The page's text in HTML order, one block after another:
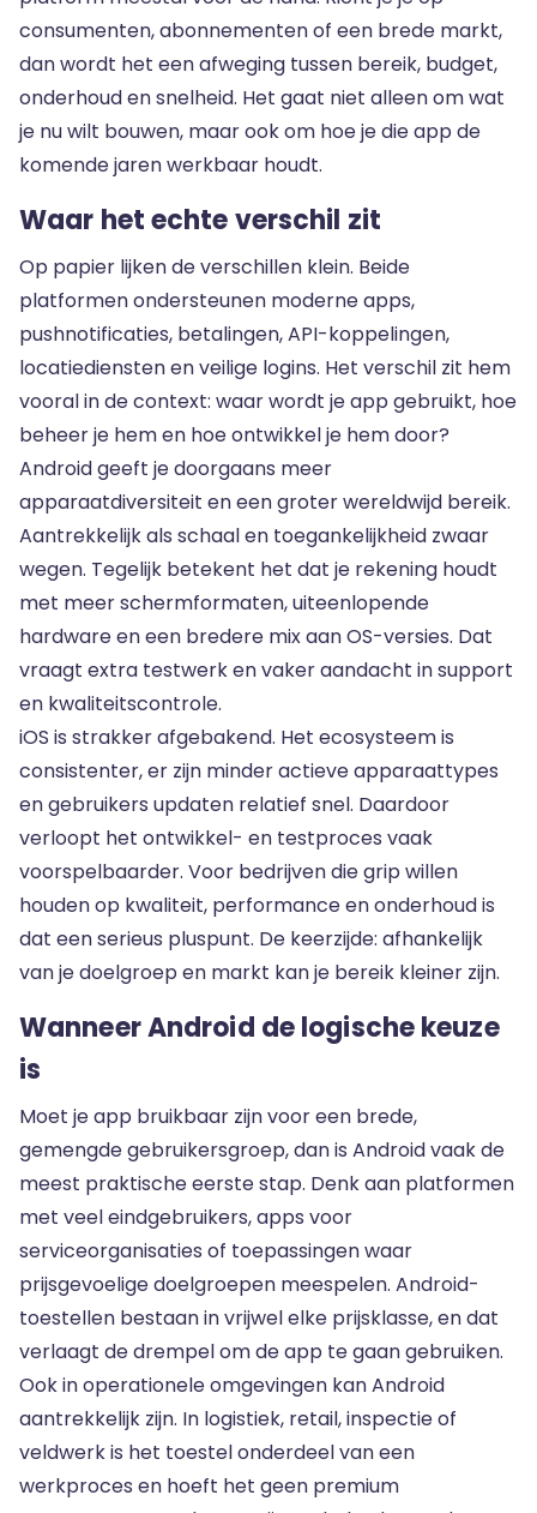
consumenten, abonnementen of een brede markt,
dan wordt het een afweging tussen bereik, budget,
onderhoud en snelheid. Het gaat niet alleen om wat
je nu wilt bouwen, maar ook om hoe je die app de
komende jaren werkbaar houdt.
Waar het echte verschil zit
Op papier lijken de verschillen klein. Beide
platformen ondersteunen moderne apps,
pushnotificaties, betalingen, API-koppelingen,
locatiediensten en veilige logins. Het verschil zit hem
vooral in de context: waar wordt je app gebruikt, hoe
beheer je hem en hoe ontwikkel je hem door?
Android geeft je doorgaans meer
apparaatdiversiteit en een groter wereldwijd bereik.
Aantrekkelijk als schaal en toegankelijkheid zwaar
wegen. Tegelijk betekent het dat je rekening houdt
met meer schermformaten, uiteenlopende
hardware en een bredere mix aan OS-versies. Dat
vraagt extra testwerk en vaker aandacht in support
en kwaliteitscontrole.
iOS is strakker afgebakend. Het ecosysteem is
consistenter, er zijn minder actieve apparaattypes
en gebruikers updaten relatief snel. Daardoor
verloopt het ontwikkel- en testproces vaak
voorspelbaarder. Voor bedrijven die grip willen
houden op kwaliteit, performance en onderhoud is
dat een serieus pluspunt. De keerzijde: afhankelijk
van je doelgroep en markt kan je bereik kleiner zijn.
Wanneer Android de logische keuze
is
Moet je app bruikbaar zijn voor een brede,
gemengde gebruikersgroep, dan is Android vaak de
meest praktische eerste stap. Denk aan platformen
met veel eindgebruikers, apps voor
serviceorganisaties of toepassingen waar
prijsgevoelige doelgroepen meespelen. Android-
toestellen bestaan in vrijwel elke prijsklasse, en dat
verlaagt de drempel om de app te gaan gebruiken.
Ook in operationele omgevingen kan Android
aantrekkelijk zijn. In logistiek, retail, inspectie of
veldwerk is het toestel onderdeel van een
werkproces en hoeft het geen premium